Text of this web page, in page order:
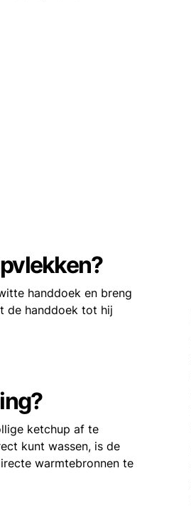
handdoek en breng
de handdoek tot hij
ketchup af te
kunt wassen, is de
warmtebronnen te